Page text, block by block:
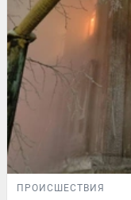
ПРОИСШЕСТВИЯ